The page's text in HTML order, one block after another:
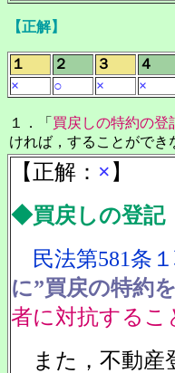
【正解】
１ ２ ３
４
×
○ × ×
１．「 買戻しの特約の登
ければ，することができ
【正解： × 】
◆買戻しの登記
民法第581条
に”買戻の特約
者に対抗するこ
また，不動産